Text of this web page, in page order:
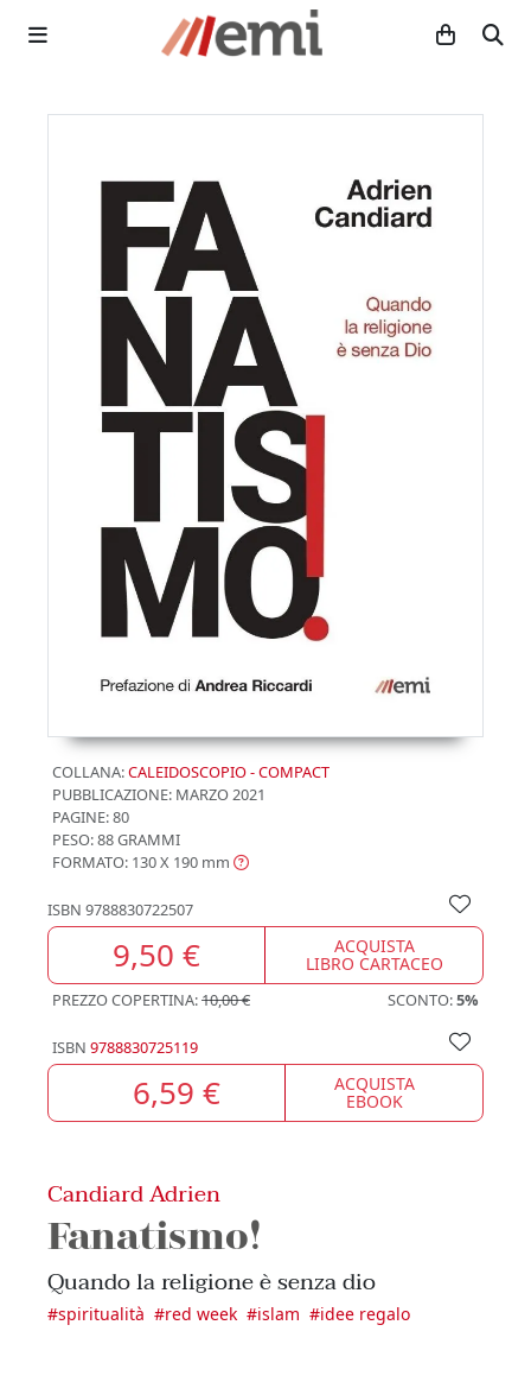
COLLANA:CALEIDOSCOPIO - COMPACT
PUBBLICAZIONE: MARZO 2021
PAGINE: 80
PESO: 88 GRAMMI
FORMATO: 130 X 190 mm
ISBN 9788830722507
9,50 € ACQUISTA
LIBRO CARTACEO
PREZZO COPERTINA:10,00 € SCONTO:5%
ISBN 9788830725119
6,59 € ACQUISTA
EBOOK
Candiard Adrien
Fanatismo!
Quando la religione è senza dio
#spiritualità #red week #islam #idee regalo